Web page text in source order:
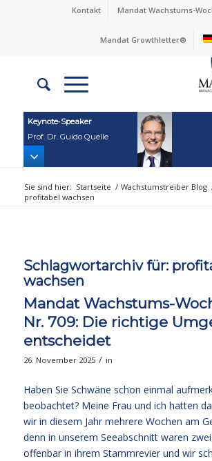
Kontakt Mandat Wachstums-
Mandat Growthletter®
Keynote‑Speaker
Prof. Dr. Guido Quelle
Sie sind hier: Startseite / Wachstumstreiber Blog
profitabel wachsen
Schlagwortarchiv für:
wachsen
Mandat Wachstums-
Nr. 709: Die richtige
entscheidet
26. November 2025 / in
Haben Sie Schwäne schon einmal
beobachtet? Meine Frau und ich hatten
wir in diesem Jahr mehrere Wochen am
denn in unserem Seeabschnitt waren
offenbar in ihrem Stammrevier und wir